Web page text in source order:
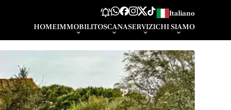
Italiano
HOMEIMMOBILITOSCANASERVIZICHI SIAMO